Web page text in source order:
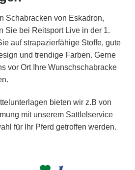
Schabracken von Eskadron,
Sie bei Reitsport Live in der 1.
auf strapazierfähige Stoffe, gute
und trendige Farben. Gerne
vor Ort Ihre Wunschschabracke
bieten wir z.B von
mit unserem Sattlelservice
für Ihr Pferd getroffen werden.